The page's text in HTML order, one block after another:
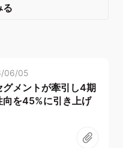
る
06/05
メントが牽引し4期
を45%に引き上げ